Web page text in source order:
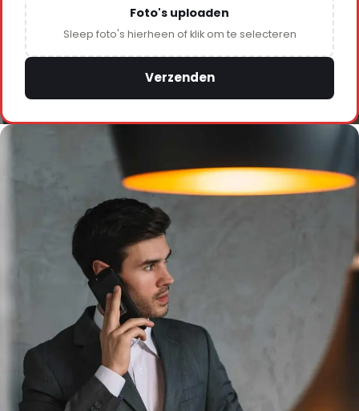
Foto's uploaden
Sleep foto's hierheen of klik om te selecteren
Verzenden